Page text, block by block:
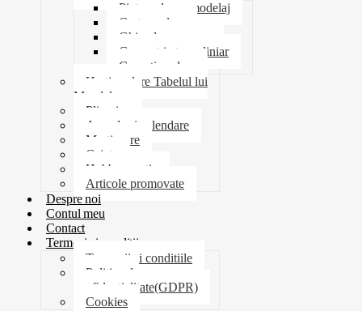
Pictura desen modelaj
Creta scolara
Ghiozdane penare
Geometrie trusa liniar
Coperti scolare
Harti scolare Tabelul lui
Mendeleev
Plicuri
Agende si calendare
Martisoare
Caiete
Hobby creatie
Articole promovate
Despre noi
Contul meu
Contact
Termeni si conditii
Termenii si conditiile
Politica de
confidentialitate(GDPR)
Cookies